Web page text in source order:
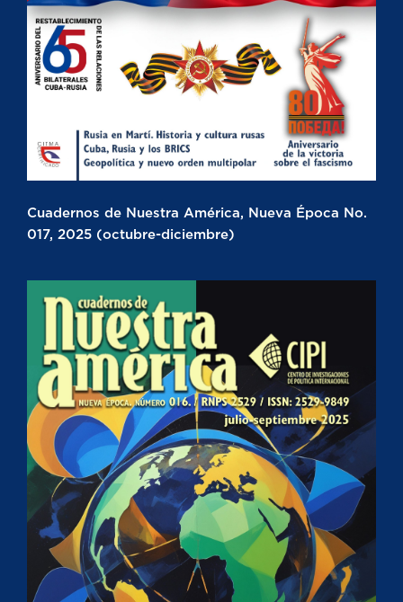
Cuadernos de Nuestra América, Nueva Época No.
017, 2025 (octubre-diciembre)